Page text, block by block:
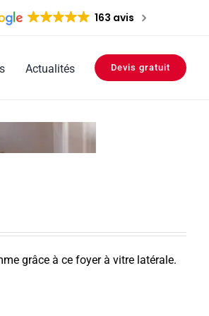
163 avis
Actualités Devis gratuit
grâce à ce foyer à vitre latérale.